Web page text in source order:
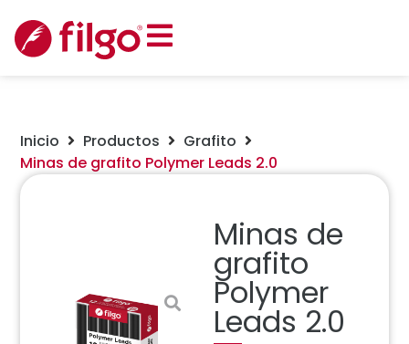
Inicio Productos
Grafito
Minas de grafito Polymer Leads 2.0
Minas de
grafito
Polymer
Leads 2.0